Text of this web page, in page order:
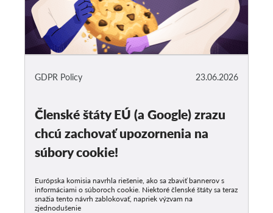
23.06.2026
GDPR Policy
Členské štáty EÚ (a Google) zrazu
chcú zachovať upozornenia na
súbory cookie!
Európska komisia navrhla riešenie, ako sa zbaviť bannerov s
informáciami o súboroch cookie. Niektoré členské štáty sa teraz
snažia tento návrh zablokovať, napriek výzvam na
zjednodušenie